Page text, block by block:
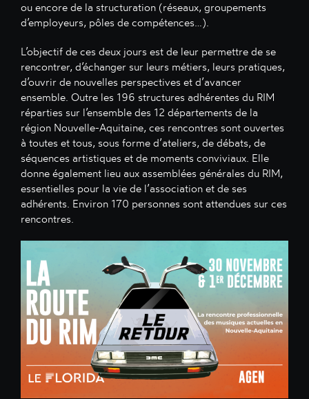
ou encore de la structuration (réseaux, groupements
d’employeurs, pôles de compétences…).
L’objectif de ces deux jours est de leur permettre de se
rencontrer, d’échanger sur leurs métiers, leurs pratiques,
d’ouvrir de nouvelles perspectives et d’avancer
ensemble. Outre les 196 structures adhérentes du RIM
réparties sur l’ensemble des 12 départements de la
région Nouvelle-Aquitaine, ces rencontres sont ouvertes
à toutes et tous, sous forme d’ateliers, de débats, de
séquences artistiques et de moments conviviaux. Elle
donne également lieu aux assemblées générales du RIM,
essentielles pour la vie de l’association et de ses
adhérents. Environ 170 personnes sont attendues sur ces
rencontres.